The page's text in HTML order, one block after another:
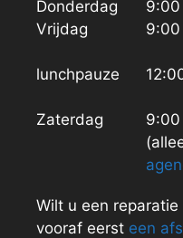
Donderdag
Vrijdag
lunchpauze
Zaterdag
9:00
9:00
Wilt u een
vooraf eerst een